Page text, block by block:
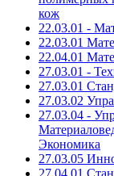
кож
22.03.01 -
22.03.01
22.04.01
27.03.01 -
27.03.01
27.03.02
27.03.04 -
Экономика
27.03.05
27.04.01